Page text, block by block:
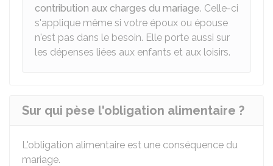
contribution aux charges du mariage. Celle-ci
s'applique même si votre époux ou épouse
n'est pas dans le besoin. Elle porte aussi sur
les dépenses liées aux enfants et aux loisirs.
Sur qui pèse l'obligation alimentaire ?
L'obligation alimentaire est une conséquence du
mariage.